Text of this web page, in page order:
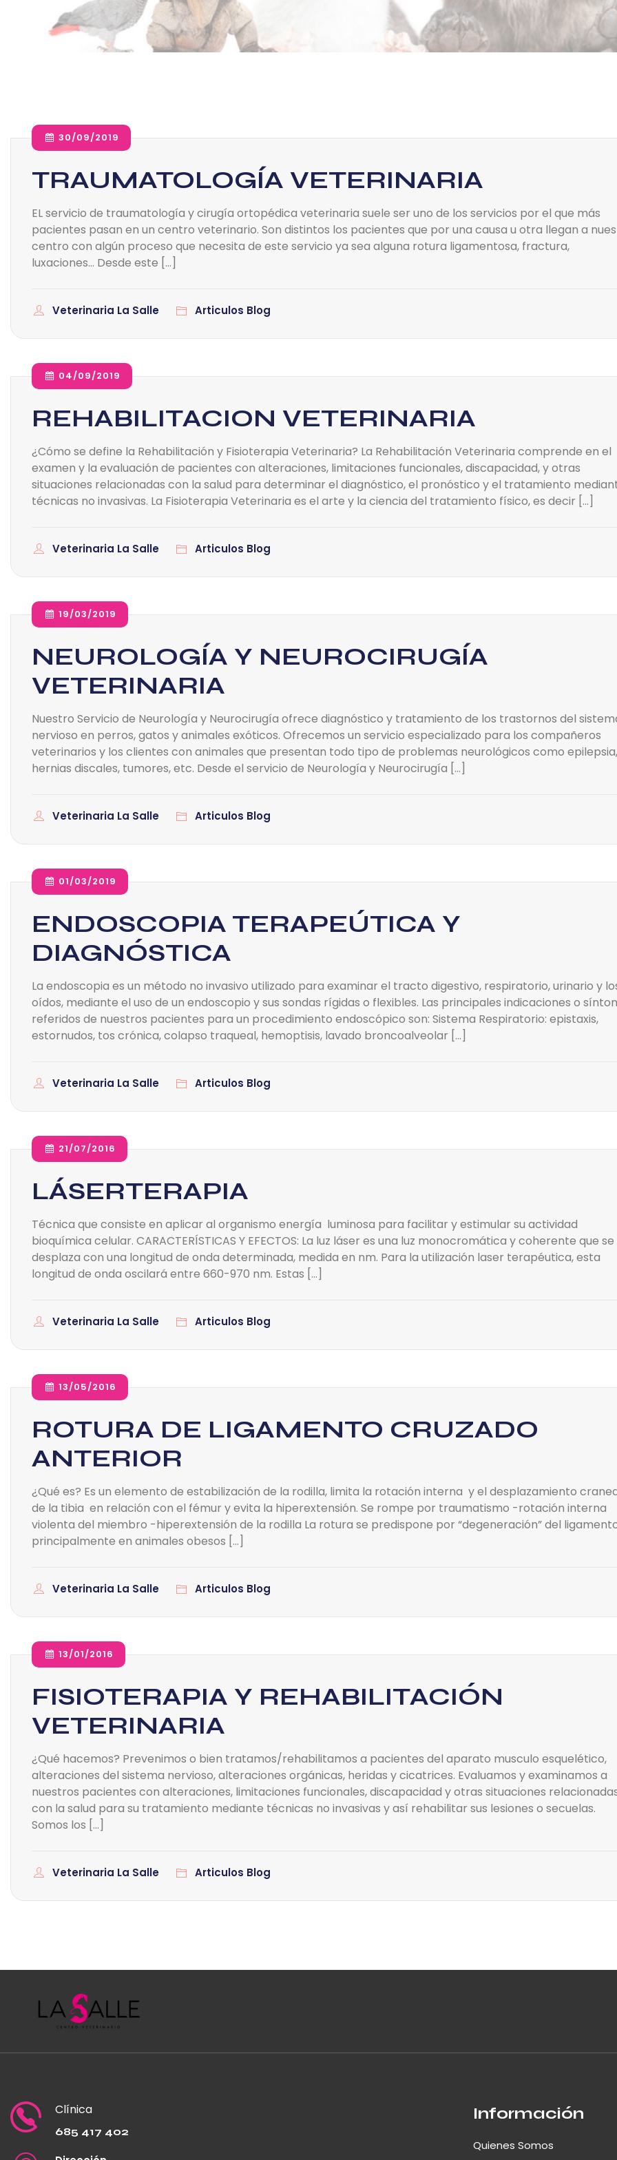
30/09/2019
TRAUMATOLOGÍA VETERINARIA
EL servicio de traumatología y cirugía ortopédica veterinaria suele ser uno de los servicios por el que más
pacientes pasan en un centro veterinario. Son distintos los pacientes que por una causa u otra llegan a
centro con algún proceso que necesita de este servicio ya sea alguna rotura ligamentosa, fractura,
luxaciones… Desde este […]
Veterinaria La Salle Articulos Blog
04/09/2019
REHABILITACION VETERINARIA
¿Cómo se define la Rehabilitación y Fisioterapia Veterinaria? La Rehabilitación Veterinaria comprende en el
examen y la evaluación de pacientes con alteraciones, limitaciones funcionales, discapacidad, y otras
situaciones relacionadas con la salud para determinar el diagnóstico, el pronóstico y el tratamiento
técnicas no invasivas. La Fisioterapia Veterinaria es el arte y la ciencia del tratamiento físico, es decir […]
Veterinaria La Salle Articulos Blog
19/03/2019
NEUROLOGÍA Y NEUROCIRUGÍA
VETERINARIA
Nuestro Servicio de Neurología y Neurocirugía ofrece diagnóstico y tratamiento de los trastornos del
nervioso en perros, gatos y animales exóticos. Ofrecemos un servicio especializado para los compañeros
veterinarios y los clientes con animales que presentan todo tipo de problemas neurológicos como epilepsia,
hernias discales, tumores, etc. Desde el servicio de Neurología y Neurocirugía […]
Veterinaria La Salle Articulos Blog
01/03/2019
ENDOSCOPIA TERAPEÚTICA Y
DIAGNÓSTICA
La endoscopia es un método no invasivo utilizado para examinar el tracto digestivo, respiratorio, urinario y
oídos, mediante el uso de un endoscopio y sus sondas rígidas o flexibles. Las principales indicaciones o
referidos de nuestros pacientes para un procedimiento endoscópico son: Sistema Respiratorio: epistaxis,
estornudos, tos crónica, colapso traqueal, hemoptisis, lavado broncoalveolar […]
Veterinaria La Salle Articulos Blog
21/07/2016
LÁSERTERAPIA
Técnica que consiste en aplicar al organismo energía luminosa para facilitar y estimular su actividad
bioquímica celular. CARACTERÍSTICAS Y EFECTOS: La luz láser es una luz monocromática y coherente que se
desplaza con una longitud de onda determinada, medida en nm. Para la utilización laser terapéutica, esta
longitud de onda oscilará entre 660-970 nm. Estas […]
Veterinaria La Salle Articulos Blog
13/05/2016
ROTURA DE LIGAMENTO CRUZADO
ANTERIOR
¿Qué es? Es un elemento de estabilización de la rodilla, limita la rotación interna y el desplazamiento
de la tibia en relación con el fémur y evita la hiperextensión. Se rompe por traumatismo -rotación interna
violenta del miembro -hiperextensión de la rodilla La rotura se predispone por “degeneración” del
principalmente en animales obesos […]
Veterinaria La Salle Articulos Blog
13/01/2016
FISIOTERAPIA Y REHABILITACIÓN
VETERINARIA
¿Qué hacemos? Prevenimos o bien tratamos/rehabilitamos a pacientes del aparato musculo esquelético,
alteraciones del sistema nervioso, alteraciones orgánicas, heridas y cicatrices. Evaluamos y examinamos a
nuestros pacientes con alteraciones, limitaciones funcionales, discapacidad y otras situaciones
con la salud para su tratamiento mediante técnicas no invasivas y así rehabilitar sus lesiones o secuelas.
Somos los […]
Veterinaria La Salle Articulos Blog
Clínica
685 417 402
Información
Quienes Somos